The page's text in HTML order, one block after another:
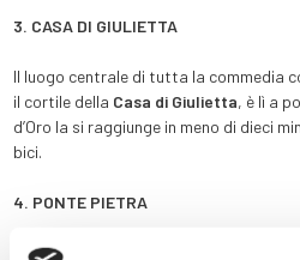
3. CASA DI GIULIETTA
Il luogo centrale di tutta la commedia
il cortile della Casa di Giulietta, è lì a
d’Oro la si raggiunge in meno di dieci
bici.
4. PONTE PIETRA
Dopo aver visitato la Casa di Giulietta